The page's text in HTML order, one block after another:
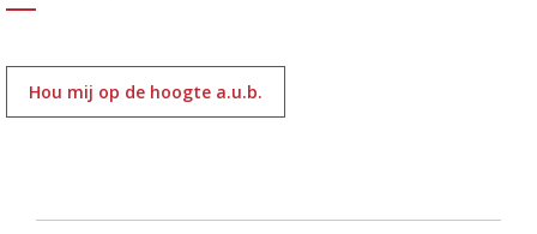
Hou mij op de hoogte a.u.b.